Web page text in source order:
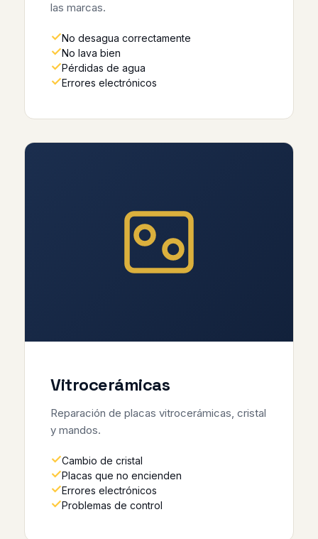
las marcas.
No desagua correctamente
No lava bien
Pérdidas de agua
Errores electrónicos
Vitrocerámicas
Reparación de placas vitrocerámicas, cristal
y mandos.
Cambio de cristal
Placas que no encienden
Errores electrónicos
Problemas de control